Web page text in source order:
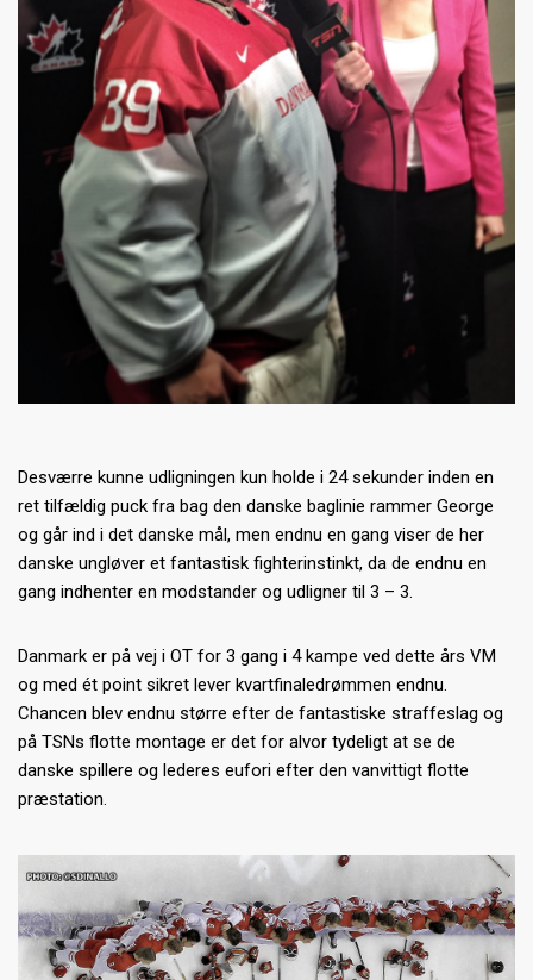
Desværre kunne udligningen kun holde i 24 sekunder inden en
ret tilfældig puck fra bag den danske baglinie rammer George
og går ind i det danske mål, men endnu en gang viser de her
danske ungløver et fantastisk fighterinstinkt, da de endnu en
gang indhenter en modstander og udligner til 3 – 3.
Danmark er på vej i OT for 3 gang i 4 kampe ved dette års VM
og med ét point sikret lever kvartfinaledrømmen endnu.
Chancen blev endnu større efter de fantastiske straffeslag og
på TSNs flotte montage er det for alvor tydeligt at se de
danske spillere og lederes eufori efter den vanvittigt flotte
præstation.